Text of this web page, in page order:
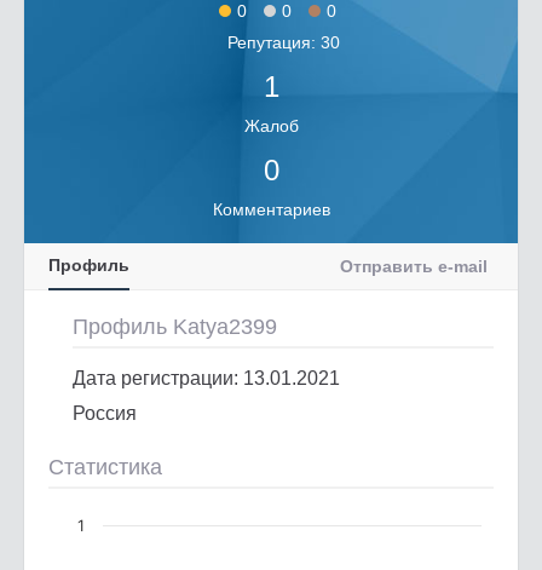
0 0
0
Репутация: 30
1
Жалоб
0
Комментариев
Профиль Отправить e-mail
Профиль Katya2399
Дата регистрации: 13.01.2021
Россия
Статистика
1